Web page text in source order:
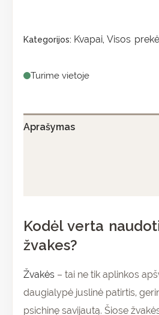
Kategorijos: Kvapai, Visos
Turime vietoje
Aprašymas
Kodėl verta
žvakes?
Žvakės – tai ne tik aplinkos
daugialypė juslinė patirtis,
psichinę savijautą. Šiose